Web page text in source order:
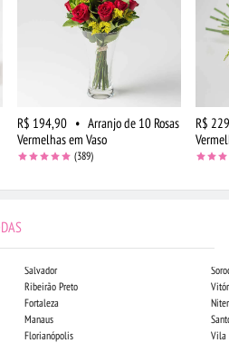
R$ 194,90 • Arranjo de 10 Rosas
Vermelhas em Vaso
(389)
R$
Salvador
Ribeirão Preto
Fortaleza
Manaus
Florianópolis
Vila